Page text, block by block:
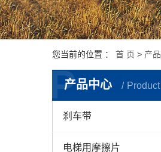
您当前的位置 ： 首 页 > 产
产品中心 Product
P
刹车带
电梯用摩擦片